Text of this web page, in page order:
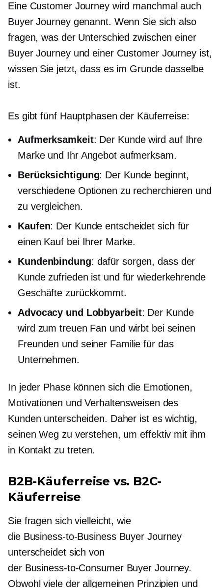
Eine Customer Journey wird manchmal auch
Buyer Journey genannt. Wenn Sie sich also
fragen, was der Unterschied zwischen einer
Buyer Journey und einer Customer Journey ist,
wissen Sie jetzt, dass es im Grunde dasselbe
ist.
Es gibt fünf Hauptphasen der Käuferreise:
Aufmerksamkeit: Der Kunde wird auf Ihre
Marke und Ihr Angebot aufmerksam.
Berücksichtigung: Der Kunde beginnt,
verschiedene Optionen zu recherchieren und
zu vergleichen.
Kaufen: Der Kunde entscheidet sich für
einen Kauf bei Ihrer Marke.
Kundenbindung: dafür sorgen, dass der
Kunde zufrieden ist und für wiederkehrende
Geschäfte zurückkommt.
Advocacy und Lobbyarbeit: Der Kunde
wird zum treuen Fan und wirbt bei seinen
Freunden und seiner Familie für das
Unternehmen.
In jeder Phase können sich die Emotionen,
Motivationen und Verhaltensweisen des
Kunden unterscheiden. Daher ist es wichtig,
seinen Weg zu verstehen, um effektiv mit ihm
in Kontakt zu treten.
B2B-Käuferreise vs. B2C-
Käuferreise
Sie fragen sich vielleicht, wie
die Business-to-BusinessBuyer Journey
unterscheidet sich von
der Business-to-ConsumerBuyer Journey.
Obwohl viele der allgemeinen Prinzipien und